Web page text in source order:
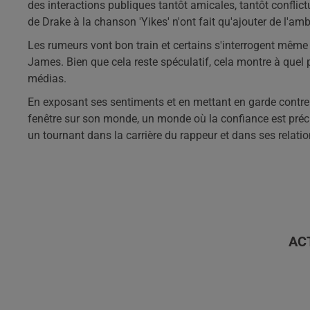
des interactions publiques tantôt amicales, tantôt
de Drake à la chanson 'Yikes' n'ont fait qu'ajouter de
Les rumeurs vont bon train et certains s'interrogent
James. Bien que cela reste spéculatif, cela montre à
médias.
En exposant ses sentiments et en mettant en garde
fenêtre sur son monde, un monde où la confiance est
un tournant dans la carrière du rappeur et dans ses